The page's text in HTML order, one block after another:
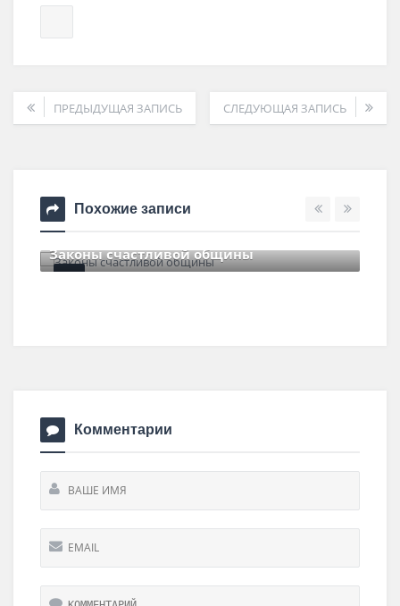
ПРЕДЫДУЩАЯ ЗАПИСЬ СЛЕДУЮЩАЯ ЗАПИСЬ
Похожие записи
Законы счастливой общины
Комментарии